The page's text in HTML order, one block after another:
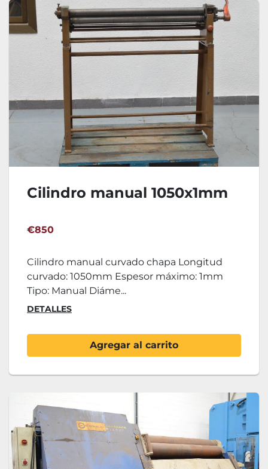
Cilindro manual 1050x1mm
€850
Cilindro manual curvado chapa Longitud
curvado: 1050mm Espesor máximo: 1mm
Tipo: Manual Diáme...
DETALLES
Agregar al carrito